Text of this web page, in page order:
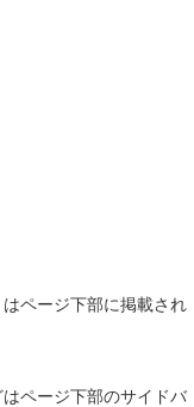
ページ下部に掲載され
ページ下部のサイドバ